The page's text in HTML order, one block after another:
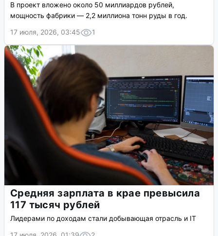
В проект вложено около 50 миллиардов рублей,
мощность фабрики — 2,2 миллиона тонн руды в год.
17 июля, 2026, 03:45
1
Средняя зарплата в крае превысила
117 тысяч рублей
Лидерами по доходам стали добывающая отрасль и IT